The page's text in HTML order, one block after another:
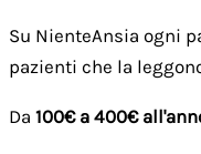
Su NienteAnsia ogni
pazienti che la
Da 100€ a 400€